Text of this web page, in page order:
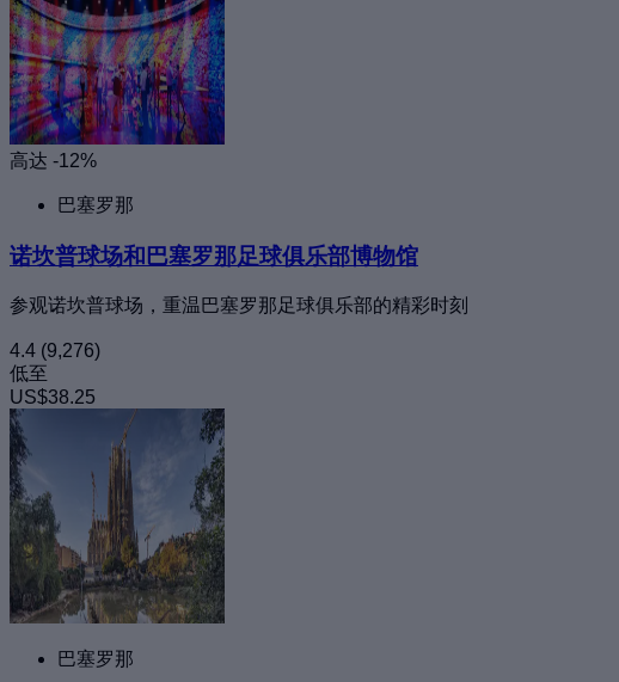
高达 -12%
巴塞罗那
诺坎普球场和巴塞罗那足球俱乐部博物馆
参观诺坎普球场，重温巴塞罗那足球俱乐部的精彩时刻
4.4 (9,276)
低至
US$38.25
巴塞罗那